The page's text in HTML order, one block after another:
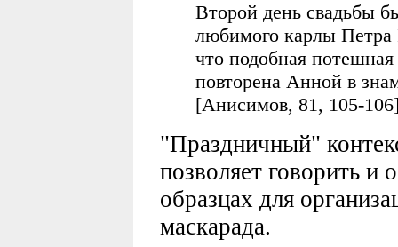
Второй день свадьбы
любимого карлы
что подобная
повторена Анной в
[Анисимов, 81, 105-
"Праздничный"
позволяет говорить и
образцах для
маскарада.